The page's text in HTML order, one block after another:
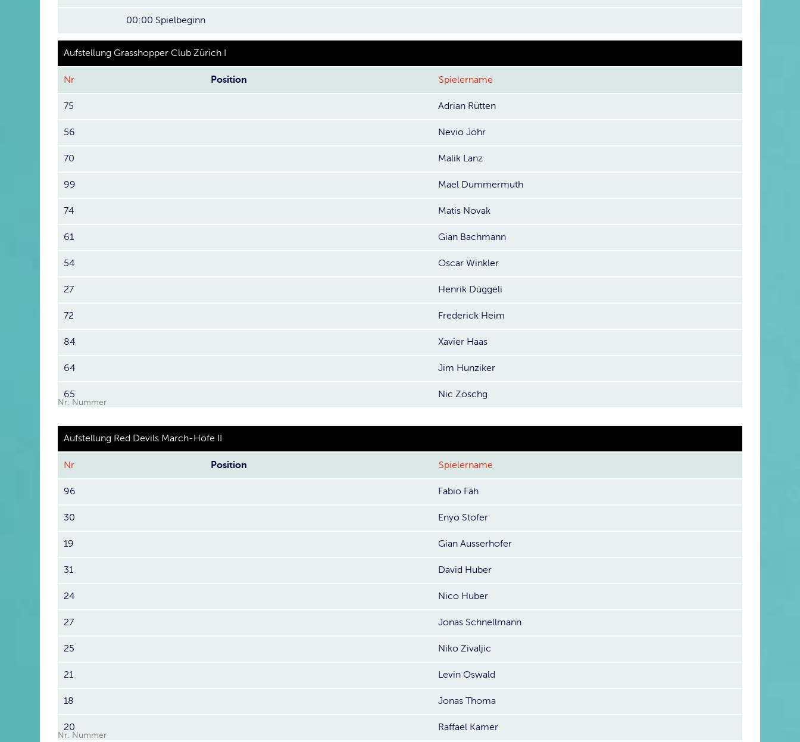
00:00 Spielbeginn
Aufstellung Grasshopper Club Zürich I
Nr Position Spielername
75 Adrian Rütten
56 Nevio Jöhr
70 Malik Lanz
99 Mael Dummermuth
74 Matis Novak
61 Gian Bachmann
54 Oscar Winkler
27 Henrik Düggeli
72 Frederick Heim
84 Xavier Haas
64 Jim Hunziker
65 Nic Zöschg
Nr: Nummer
Aufstellung Red Devils March-Höfe II
Nr Position Spielername
96 Fabio Fäh
30 Enyo Stofer
19 Gian Ausserhofer
31 David Huber
24 Nico Huber
27 Jonas Schnellmann
25 Niko Zivaljic
21 Levin Oswald
18 Jonas Thoma
20 Raffael Kamer
Nr: Nummer